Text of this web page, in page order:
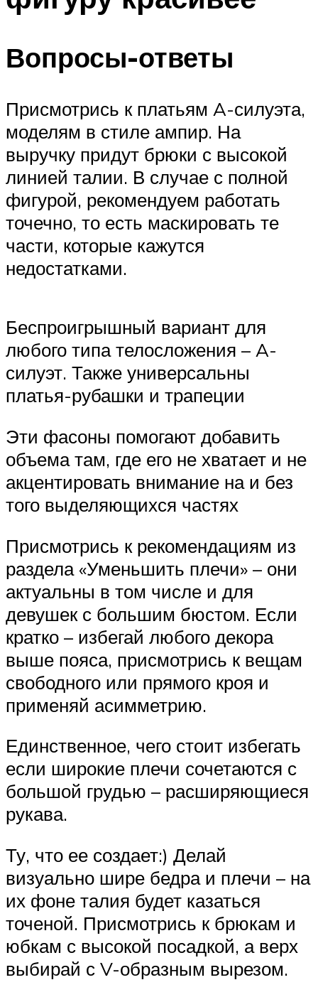
Вопросы-ответы
Присмотрись к платьям A-силуэта,
моделям в стиле ампир. На
выручку придут брюки с высокой
линией талии. В случае с полной
фигурой, рекомендуем работать
точечно, то есть маскировать те
части, которые кажутся
недостатками.
Беспроигрышный вариант для
любого типа телосложения – A-
силуэт. Также универсальны
платья-рубашки и трапеции
Эти фасоны помогают добавить
объема там, где его не хватает и не
акцентировать внимание на и без
того выделяющихся частях
Присмотрись к рекомендациям из
раздела «Уменьшить плечи» – они
актуальны в том числе и для
девушек с большим бюстом. Если
кратко – избегай любого декора
выше пояса, присмотрись к вещам
свободного или прямого кроя и
применяй асимметрию.
Единственное, чего стоит избегать
если широкие плечи сочетаются с
большой грудью – расширяющиеся
рукава.
Ту, что ее создает:) Делай
визуально шире бедра и плечи – на
их фоне талия будет казаться
точеной. Присмотрись к брюкам и
юбкам с высокой посадкой, а верх
выбирай с V-образным вырезом.